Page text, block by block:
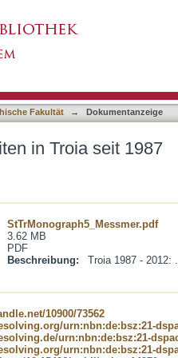
Fakultät → Dokumentanzeige
in Troia seit 1987
StTrMonograph5_Messmer.pdf
3.62 MB
PDF
Beschreibung:
Troia 1987 - 2012:
10900/73562
urn:nbn:de:bsz:21-
urn:nbn:de:bsz:21-
urn:nbn:de:bsz:21-